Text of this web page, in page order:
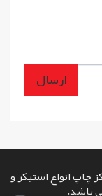
ارسال
چاپ انواع استیکر و
باشد.